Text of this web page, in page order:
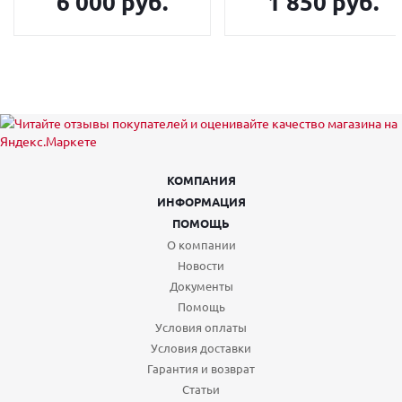
КОМПАНИЯ
ИНФОРМАЦИЯ
ПОМОЩЬ
О компании
Новости
Документы
Помощь
Условия оплаты
Условия доставки
Гарантия и возврат
Статьи